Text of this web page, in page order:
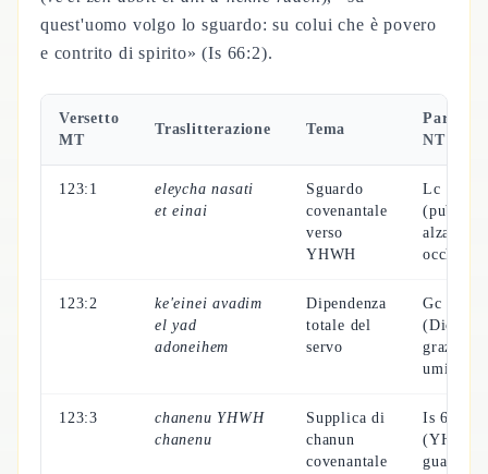
quest'uomo volgo lo sguardo: su colui che è povero
e contrito di spirito» (Is 66:2).
Versetto
MT
Traslitterazione Tema
NT
123:1
eleycha nasati
et einai
Sguardo
covenantale
verso
YHWH
Lc 18:13
alza gli
occhi)
123:2
ke'einei avadim
el yad
adoneihem
Dipendenza
totale del
servo
Gc 4:6
(Dio dà
grazia
umili)
123:3
chanenu YHWH
chanenu
Supplica di
chanun
covenantale
Is 66:2
(YHWH
guarda